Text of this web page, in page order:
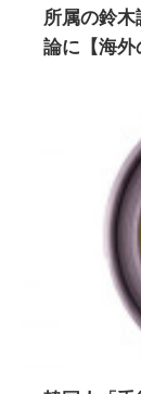
所属の鈴
論に【海外